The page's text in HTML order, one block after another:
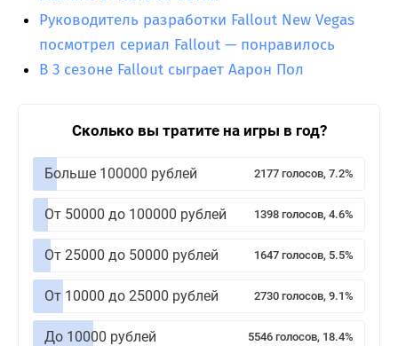
Руководитель разработки Fallout New Vegas
посмотрел сериал Fallout — понравилось
В 3 сезоне Fallout сыграет Аарон Пол
Сколько вы тратите на игры в год?
Больше 100000 рублей 2177 голосов, 7.2%
От 50000 до 100000 рублей 1398 голосов, 4.6%
От 25000 до 50000 рублей 1647 голосов, 5.5%
От 10000 до 25000 рублей 2730 голосов, 9.1%
До 10000 рублей 5546 голосов, 18.4%